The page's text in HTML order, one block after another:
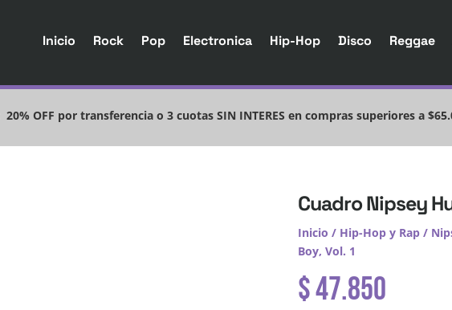
Inicio Rock Pop Electronica Hip-Hop Disco Reggae
20% OFF por transferencia o 3 cuotas SIN INTERES en compras superiores a
Cuadro Nipsey
Inicio / Hip-Hop y Rap/
Boy, Vol. 1
$47.850